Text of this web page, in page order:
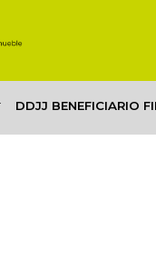
DDJJ BENEFICIARIO